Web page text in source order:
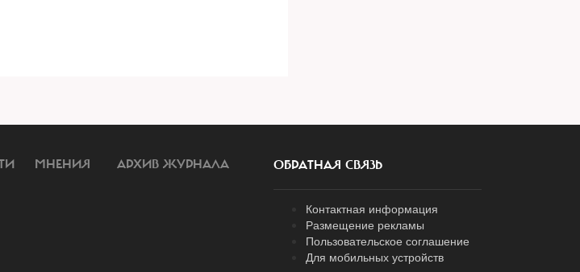
МНЕНИЯ АРХИВ ЖУРНАЛА ОБРАТНАЯ СВЯЗЬ
Контактная информация
Размещение рекламы
Пользовательское соглашение
Для мобильных устройств